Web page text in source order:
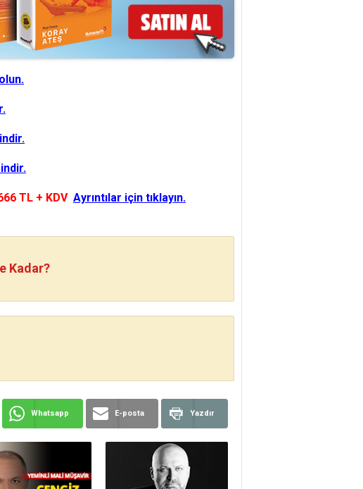
TL + KDV Ayrıntılar için tıklayın.
Kadar?
Whatsapp E-posta Yazdır